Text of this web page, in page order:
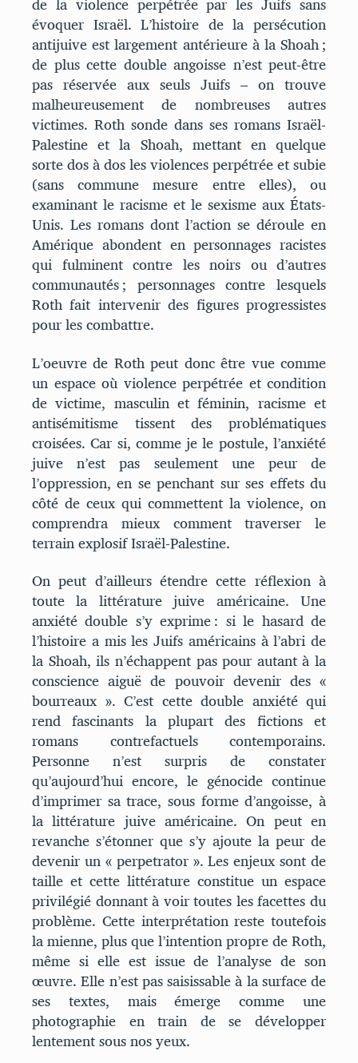
évoquer Israël. L’histoire de la persécution
antijuive est largement antérieure à la Shoah ;
de plus cette double angoisse n’est peut-être
pas réservée aux seuls Juifs – on trouve
malheureusement de nombreuses autres
victimes. Roth sonde dans ses romans Israël-
Palestine et la Shoah, mettant en quelque
sorte dos à dos les violences perpétrée et subie
(sans commune mesure entre elles), ou
examinant le racisme et le sexisme aux États-
Unis. Les romans dont l’action se déroule en
Amérique abondent en personnages racistes
qui fulminent contre les noirs ou d’autres
communautés ; personnages contre lesquels
Roth fait intervenir des figures progressistes
pour les combattre.
L’oeuvre de Roth peut donc être vue comme
un espace où violence perpétrée et condition
de victime, masculin et féminin, racisme et
antisémitisme tissent des problématiques
croisées. Car si, comme je le postule, l’anxiété
juive n’est pas seulement une peur de
l’oppression, en se penchant sur ses effets du
côté de ceux qui commettent la violence, on
comprendra mieux comment traverser le
terrain explosif Israël-Palestine.
On peut d’ailleurs étendre cette réflexion à
toute la littérature juive américaine. Une
anxiété double s’y exprime : si le hasard de
l’histoire a mis les Juifs américains à l’abri de
la Shoah, ils n’échappent pas pour autant à la
conscience aiguë de pouvoir devenir des «
bourreaux ». C’est cette double anxiété qui
rend fascinants la plupart des fictions et
romans contrefactuels contemporains.
Personne n’est surpris de constater
qu’aujourd’hui encore, le génocide continue
d’imprimer sa trace, sous forme d’angoisse, à
la littérature juive américaine. On peut en
revanche s’étonner que s’y ajoute la peur de
devenir un « perpetrator ». Les enjeux sont de
taille et cette littérature constitue un espace
privilégié donnant à voir toutes les facettes du
problème. Cette interprétation reste toutefois
la mienne, plus que l’intention propre de Roth,
même si elle est issue de l’analyse de son
œuvre. Elle n’est pas saisissable à la surface de
ses textes, mais émerge comme une
photographie en train de se développer
lentement sous nos yeux.